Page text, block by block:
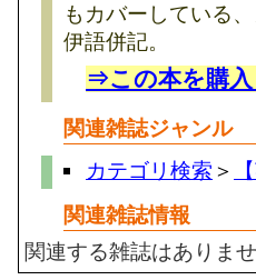
もカバーしている
伊語併記。
⇒この本を購
関連雑誌ジャンル
カテゴリ検索 ＞
関連雑誌情報
関連する雑誌はありま